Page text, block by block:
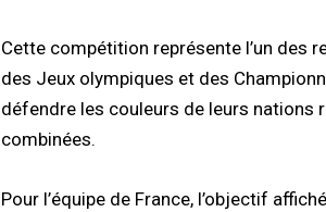
Cette compétition représente l’un des
des Jeux olympiques et des
défendre les couleurs de leurs nations
combinées.
Pour l’équipe de France, l’objectif